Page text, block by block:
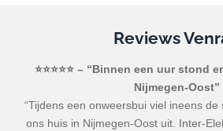
Reviews
⭐⭐⭐⭐⭐ – “Binnen een uur stond
Nijmegen-Oost”
“Tijdens een onweersbui viel ineens
ons huis in Nijmegen-Oost uit. Inter-